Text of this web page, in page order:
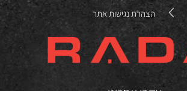
הצהרת נגישות אתר